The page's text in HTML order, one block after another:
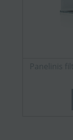
Panelinis